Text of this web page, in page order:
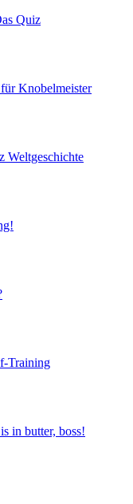
Quiz
Knobelmeister
Weltgeschichte
Training
in butter, boss!